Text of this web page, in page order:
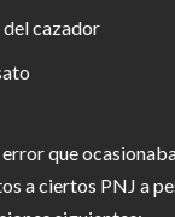
cazador
que
a ciertos PNJ a